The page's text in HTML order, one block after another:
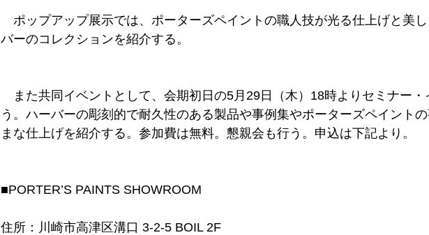
ポップアップ展示では、ポーターズペイントの職人技が光る仕上げと美
バーのコレクションを紹介する。
また共同イベントとして、会期初日の5月29日（木）18時よりセミナー・
う。ハーバーの彫刻的で耐久性のある製品や事例集やポーターズペイント
まな仕上げを紹介する。参加費は無料。懇親会も行う。申込は下記より。
■PORTER’S PAINTS SHOWROOM
住所：川崎市高津区溝口 3-2-5 BOIL 2F